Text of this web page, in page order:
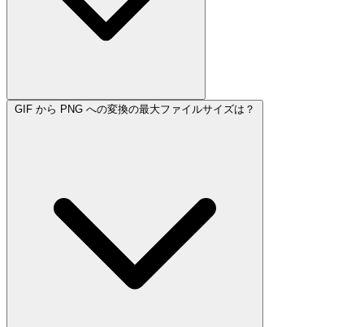
GIF から PNG への変換の最大ファイルサイズは？